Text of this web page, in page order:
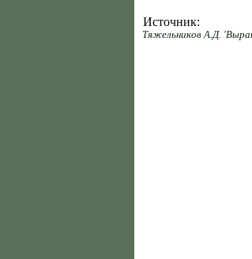
Источник:
Тяжельников А.Д.